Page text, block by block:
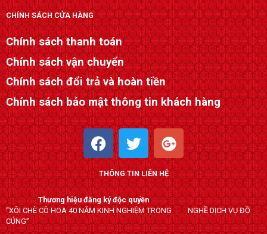
CHÍNH SÁCH CỬA HÀNG
Chính sách thanh toán
Chính sách vận chuyển
Chính sách đổi trả và hoàn tiền
Chính sách bảo mật thông tin khách hàng
F
a
c
e
b
o
o
T
w
i
t
t
e
r
G
o
o
g
l
e
-
THÔNG TIN LIÊN HỆ
Thương hiệu đăng ký độc quyền
“XÔI CHÈ CÔ HOA 40 NĂM KINH NGHIỆM TRONG NGHỀ DỊCH VỤ ĐỒ
CÚNG”